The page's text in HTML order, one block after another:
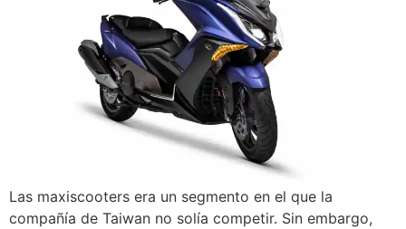
Las maxiscooters era un segmento en el que la
compañía de Taiwan no solía competir. Sin embargo,